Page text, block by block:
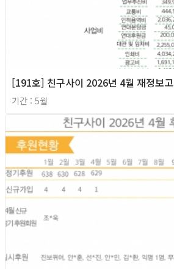
[191호] 친구사이 2026년 4월 재정보고
기간 : 5월